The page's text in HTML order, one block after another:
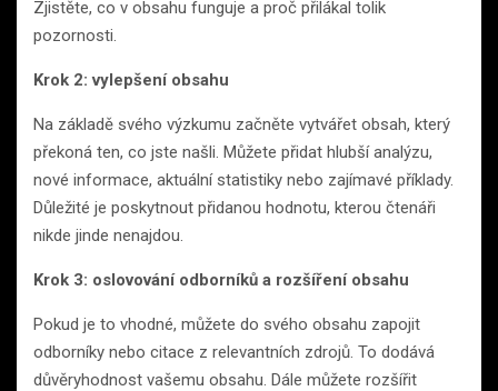
Zjistěte, co v obsahu funguje a proč přilákal tolik
pozornosti.
Krok 2: vylepšení obsahu
Na základě svého výzkumu začněte vytvářet obsah, který
překoná ten, co jste našli. Můžete přidat hlubší analýzu,
nové informace, aktuální statistiky nebo zajímavé příklady.
Důležité je poskytnout přidanou hodnotu, kterou čtenáři
nikde jinde nenajdou.
Krok 3: oslovování odborníků a rozšíření obsahu
Pokud je to vhodné, můžete do svého obsahu zapojit
odborníky nebo citace z relevantních zdrojů. To dodává
důvěryhodnost vašemu obsahu. Dále můžete rozšířit